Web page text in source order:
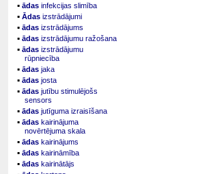
▪ ādas infekcijas slimība
▪ Ādas izstrādājumi
▪ ādas izstrādājums
▪ ādas izstrādājumu ražošana
▪ ādas izstrādājumu
rūpniecība
▪ ādas jaka
▪ ādas josta
▪ ādas jutību stimulējošs
sensors
▪ ādas jutīguma izraisīšana
▪ ādas kairinājuma
novērtējuma skala
▪ ādas kairinājums
▪ ādas kairināmība
▪ ādas kairinātājs